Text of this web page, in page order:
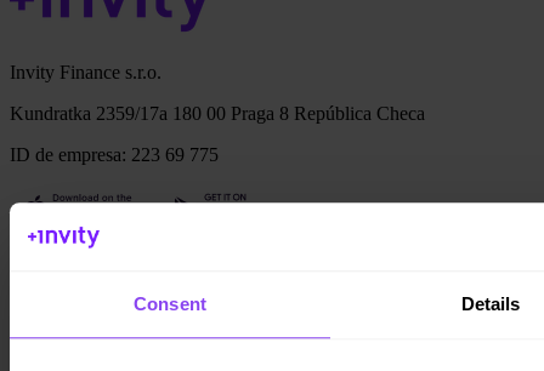
Consent Details
Invity Finance s.r.o.
Kundratka 2359/17a 180 00 Praga 8 República Checa
ID de empresa: 223 69 775
Empresas